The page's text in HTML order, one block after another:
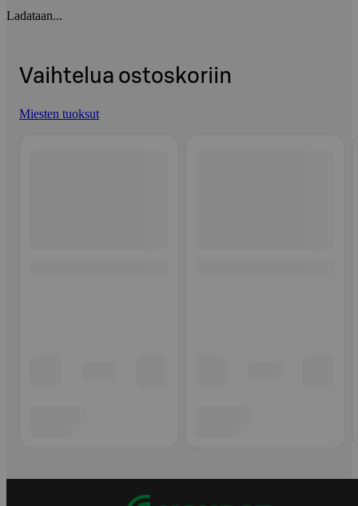
Ladataan...
Vaihtelua ostoskoriin
Miesten tuoksut